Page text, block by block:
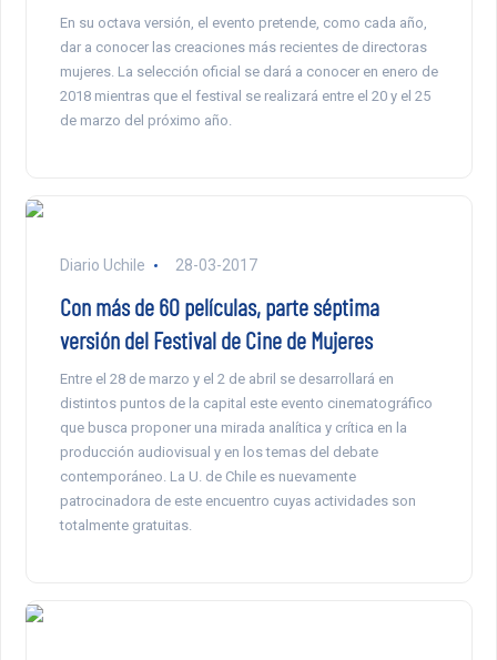
En su octava versión, el evento pretende, como cada año,
dar a conocer las creaciones más recientes de directoras
mujeres. La selección oficial se dará a conocer en enero de
2018 mientras que el festival se realizará entre el 20 y el 25
de marzo del próximo año.
Diario Uchile 28-03-2017
Con más de 60 películas, parte séptima
versión del Festival de Cine de Mujeres
Entre el 28 de marzo y el 2 de abril se desarrollará en
distintos puntos de la capital este evento cinematográfico
que busca proponer una mirada analítica y crítica en la
producción audiovisual y en los temas del debate
contemporáneo. La U. de Chile es nuevamente
patrocinadora de este encuentro cuyas actividades son
totalmente gratuitas.